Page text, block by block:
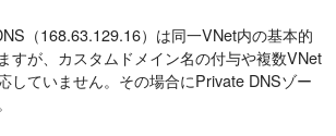
（168.63.129.16）は同一VNet内の基本的
すが、カスタムドメイン名の付与や複数VNet
していません。その場合にPrivate DNSゾー